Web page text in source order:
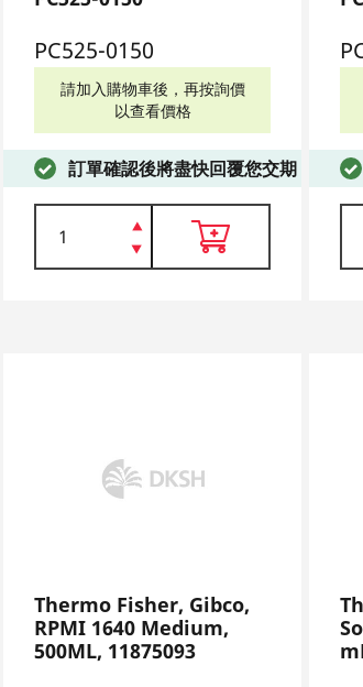
PC525-0150
請加入購物車後，再按詢價
以查看價格
訂單確認後將盡快回覆您交期
Thermo Fisher, Gibco,
RPMI 1640 Medium,
500ML, 11875093